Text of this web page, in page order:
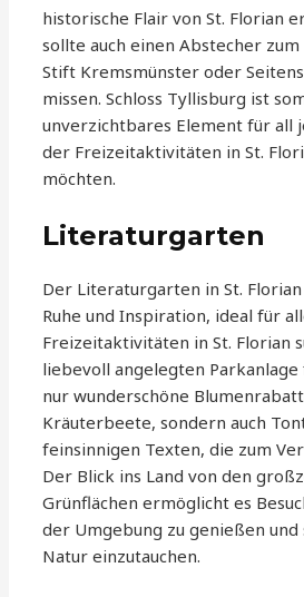
historische Flair von St. Florian
sollte auch einen Abstecher
Stift Kremsmünster oder
missen. Schloss Tyllisburg ist
unverzichtbares Element für all
der Freizeitaktivitäten in St.
möchten.
Literaturgarten
Der Literaturgarten in St.
Ruhe und Inspiration, ideal für
Freizeitaktivitäten in St. Florian
liebevoll angelegten
nur wunderschöne
Kräuterbeete, sondern auch
feinsinnigen Texten, die zum
Der Blick ins Land von den
Grünflächen ermöglicht es
der Umgebung zu genießen und
Natur einzutauchen.